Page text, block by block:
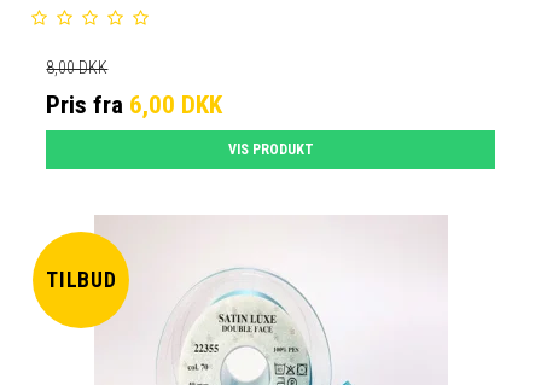
8,00 DKK
Pris fra 6,00 DKK
VIS PRODUKT
TILBUD